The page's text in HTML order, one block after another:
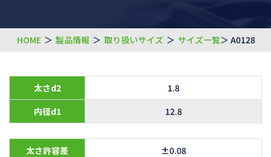
HOME ＞ 製品情報 ＞ 取り扱いサイズ ＞ サイズ一覧＞ A0128
太さd2
1.8
内径d1
12.8
太さ許容差
±0.08